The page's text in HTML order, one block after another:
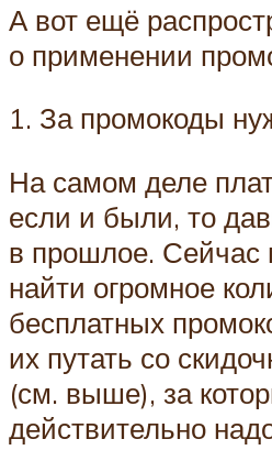
А вот ещё
о применении
1. За промокоды
На самом деле
если и были, то
в прошлое. Сейчас
найти огромное
бесплатных
их путать со
(см. выше), за
действительно